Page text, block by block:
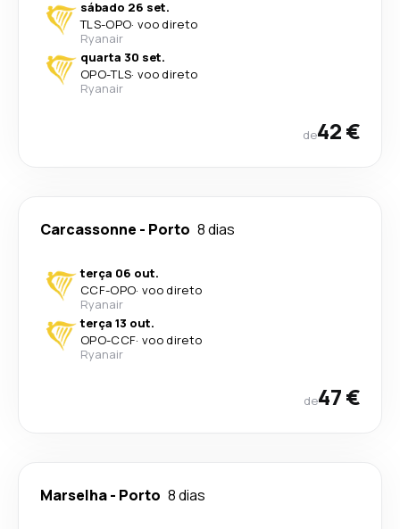
sábado 26 set.
TLS-OPO· voo direto
Ryanair
quarta 30 set.
OPO-TLS· voo direto
Ryanair
de42 €
Carcassonne - Porto 8 dias
terça 06 out.
CCF-OPO· voo direto
Ryanair
terça 13 out.
OPO-CCF· voo direto
Ryanair
de47 €
Marselha- Porto 8 dias